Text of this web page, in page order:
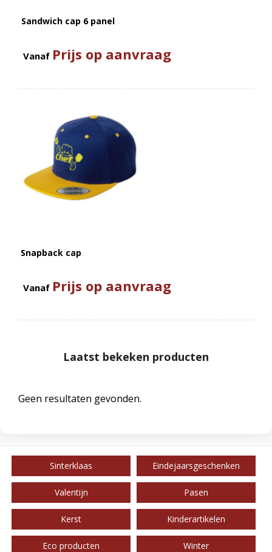
Sandwich cap 6 panel
Vanaf Prijs op aanvraag
Snapback cap
Vanaf Prijs op aanvraag
Laatst bekeken producten
Geen resultaten gevonden.
Sinterklaas Eindejaarsgeschenken
Valentijn Pasen
Kerst Kinderartikelen
Eco producten Winter